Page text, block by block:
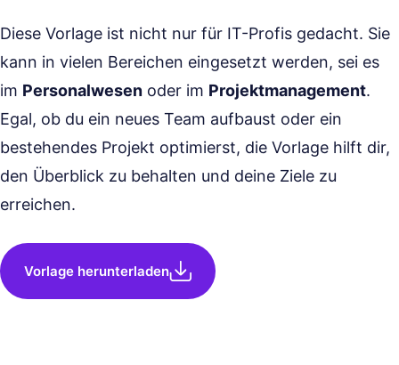
Diese Vorlage ist nicht nur für IT-Profis gedacht. Sie
kann in vielen Bereichen eingesetzt werden, sei es
im Personalwesen oder im Projektmanagement.
Egal, ob du ein neues Team aufbaust oder ein
bestehendes Projekt optimierst, die Vorlage hilft dir,
den Überblick zu behalten und deine Ziele zu
erreichen.
Vorlage herunterladen